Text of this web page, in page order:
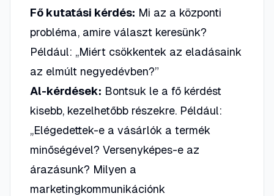
Fő kutatási kérdés: Mi az a központi
probléma, amire választ keresünk?
Például: „Miért csökkentek az eladásaink
az elmúlt negyedévben?”
Al-kérdések: Bontsuk le a fő kérdést
kisebb, kezelhetőbb részekre. Például:
„Elégedettek-e a vásárlók a termék
minőségével? Versenyképes-e az
árazásunk? Milyen a
marketingkommunikációnk